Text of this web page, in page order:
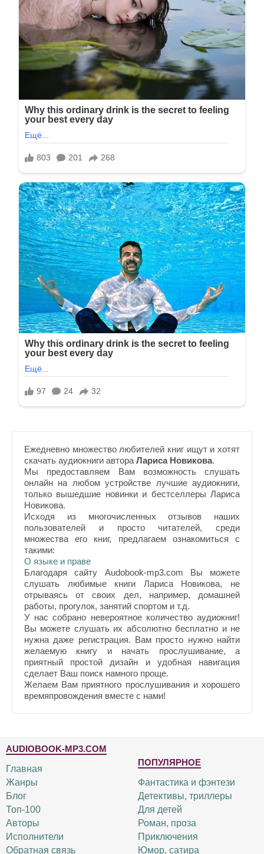
Ежедневно множество любителей книг ищут и хотят
скачать аудиокниги автора Лариса Новикова.
Мы предоставляем Вам возможность слушать
онлайн на любом устройстве лучшие аудиокниги,
только вышедшие новинки и бестселлеры Лариса
Новикова.
Исходя из многочисленных отзывов наших
пользователей и просто читателей, среди
множества его книг, предлагаем ознакомиться с
такими:
О языке и праве
Благодаря сайту Audobook-mp3.com Вы можете
слушать любимые книги Лариса Новикова, не
отрываясь от своих дел, например, домашней
работы, прогулок, занятий спортом и т.д.
У нас собрано невероятное количество аудиокниг!
Вы можете слушать их абсолютно бесплатно и не
нужна даже регистрация. Вам просто нужно найти
желаемую книгу и начать прослушивание, а
приятный простой дизайн и удобная навигация
сделает Ваш поиск намного проще.
Желаем Вам приятного прослушивания и хорошего
времяпровождения вместе с нами!
AUDIOBOOK-MP3.COM
Главная
Жанры
Блог
Топ-100
Авторы
Исполнители
Обратная связь
ПОПУЛЯРНОЕ
Фантастика и фэнтези
Детективы, триллеры
Для детей
Роман, проза
Приключения
Юмор, сатира